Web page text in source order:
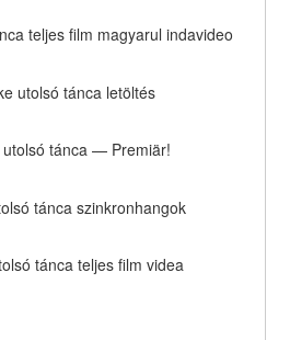
teljes film magyarul indavideo
utolsó tánca letöltés
utolsó tánca — Premiär!
tánca szinkronhangok
tánca teljes film videa